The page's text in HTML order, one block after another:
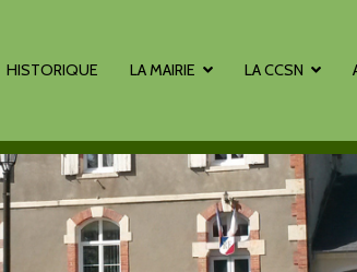
HISTORIQUE LA MAIRIE LA CCSN